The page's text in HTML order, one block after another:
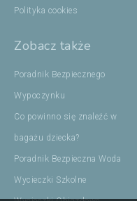
Polityka cookies
Zobacz także
Poradnik Bezpiecznego
Wypoczynku
Co powinno się znaleźć w
bagażu dziecka?
Poradnik Bezpieczna Woda
Wycieczki Szkolne